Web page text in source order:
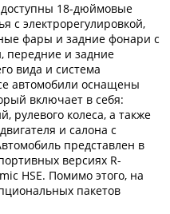
доступны 18-дюймовые
с электрорегулировкой,
фары и задние фонари с
передние и задние
вида и система
автомобили оснащены
включает в себя:
рулевого колеса, а также
и салона с
представлен в
версиях R-
HSE. Помимо этого, на
пакетов